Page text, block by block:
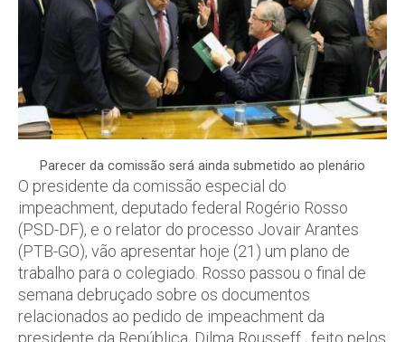
Parecer da comissão será ainda submetido ao plenário
O presidente da comissão especial do
impeachment, deputado federal Rogério Rosso
(PSD-DF), e o relator do processo Jovair Arantes
(PTB-GO), vão apresentar hoje (21) um plano de
trabalho para o colegiado. Rosso passou o final de
semana debruçado sobre os documentos
relacionados ao pedido de impeachment da
presidente da República, Dilma Rousseff , feito pelos